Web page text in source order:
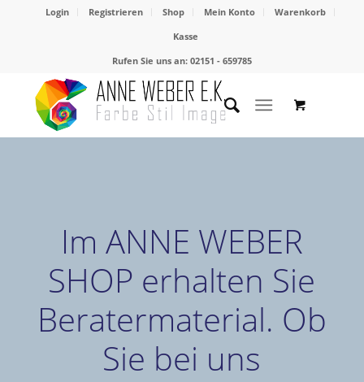
Login Registrieren Shop Mein Konto
Warenkorb
Kasse
Rufen Sie uns an: 02151 - 659785
Im ANNE WEBER
SHOP erhalten Sie
Beratermaterial. Ob
Sie bei uns